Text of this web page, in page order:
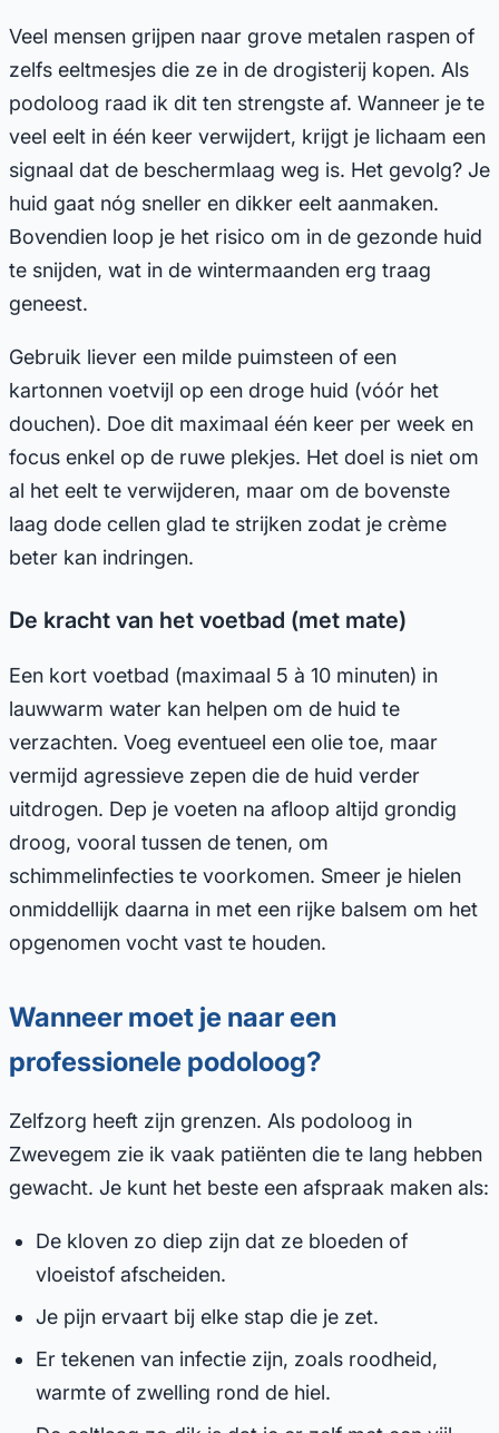
Veel mensen grijpen naar grove metalen raspen of
zelfs eeltmesjes die ze in de drogisterij kopen. Als
podoloog raad ik dit ten strengste af. Wanneer je te
veel eelt in één keer verwijdert, krijgt je lichaam een
signaal dat de beschermlaag weg is. Het gevolg? Je
huid gaat nóg sneller en dikker eelt aanmaken.
Bovendien loop je het risico om in de gezonde huid
te snijden, wat in de wintermaanden erg traag
geneest.
Gebruik liever een milde puimsteen of een
kartonnen voetvijl op een droge huid (vóór het
douchen). Doe dit maximaal één keer per week en
focus enkel op de ruwe plekjes. Het doel is niet om
al het eelt te verwijderen, maar om de bovenste
laag dode cellen glad te strijken zodat je crème
beter kan indringen.
De kracht van het voetbad (met mate)
Een kort voetbad (maximaal 5 à 10 minuten) in
lauwwarm water kan helpen om de huid te
verzachten. Voeg eventueel een olie toe, maar
vermijd agressieve zepen die de huid verder
uitdrogen. Dep je voeten na afloop altijd grondig
droog, vooral tussen de tenen, om
schimmelinfecties te voorkomen. Smeer je hielen
onmiddellijk daarna in met een rijke balsem om het
opgenomen vocht vast te houden.
Wanneer moet je naar een
professionele podoloog?
Zelfzorg heeft zijn grenzen. Als podoloog in
Zwevegem zie ik vaak patiënten die te lang hebben
gewacht. Je kunt het beste een afspraak maken als:
De kloven zo diep zijn dat ze bloeden of
vloeistof afscheiden.
Je pijn ervaart bij elke stap die je zet.
Er tekenen van infectie zijn, zoals roodheid,
warmte of zwelling rond de hiel.